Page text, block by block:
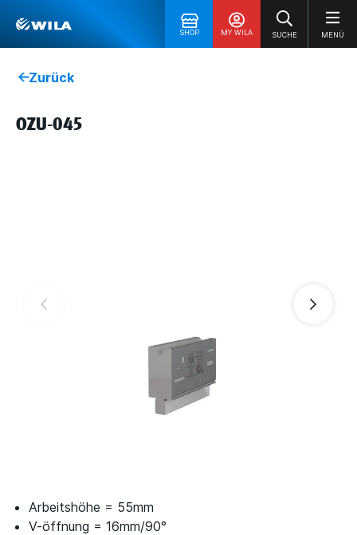
SHOP MY WILA SUCHE MENÜ
Zurück
OZU-045
Arbeitshöhe = 55mm
V-öffnung = 16mm/90°